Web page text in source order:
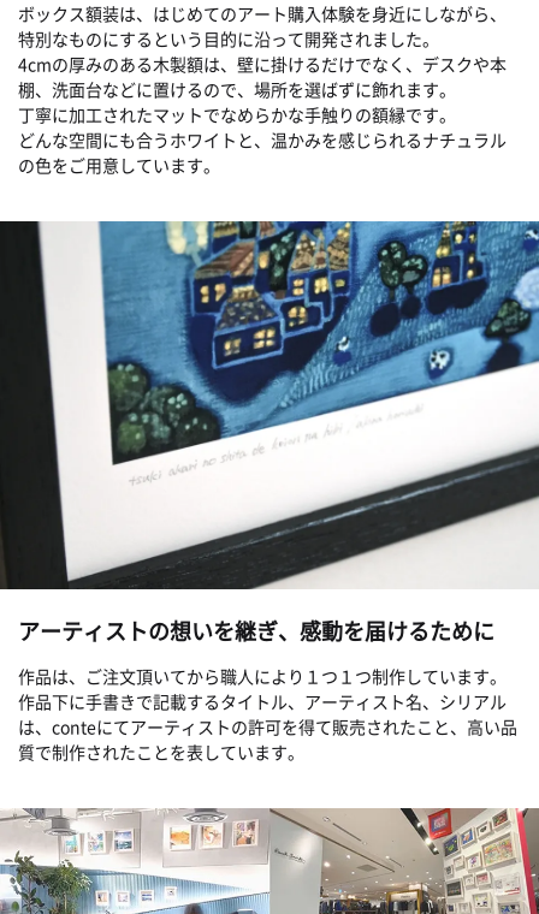
ボックス額装は、はじめてのアート購入体験を身近にしながら、
特別なものにするという目的に沿って開発されました。
4cmの厚みのある木製額は、壁に掛けるだけでなく、デスクや本
棚、洗面台などに置けるので、場所を選ばずに飾れます。
丁寧に加工されたマットでなめらかな手触りの額縁です。
どんな空間にも合うホワイトと、温かみを感じられるナチュラル
の色をご用意しています。
アーティストの想いを継ぎ、感動を届けるために
作品は、ご注文頂いてから職人により１つ１つ制作しています。
作品下に手書きで記載するタイトル、アーティスト名、シリアル
は、conteにてアーティストの許可を得て販売されたこと、高い品
質で制作されたことを表しています。